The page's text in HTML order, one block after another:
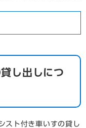
し出しにつ
スト付き車いすの貸し